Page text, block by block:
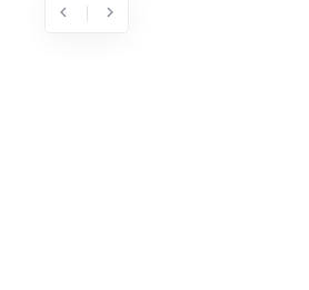
chevron_left chevron_right